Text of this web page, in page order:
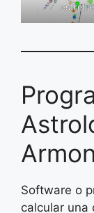
Software o
calcular una